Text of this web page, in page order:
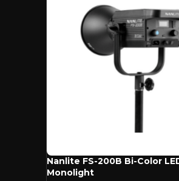
Nanlite FS-200B Bi-Color
Monolight